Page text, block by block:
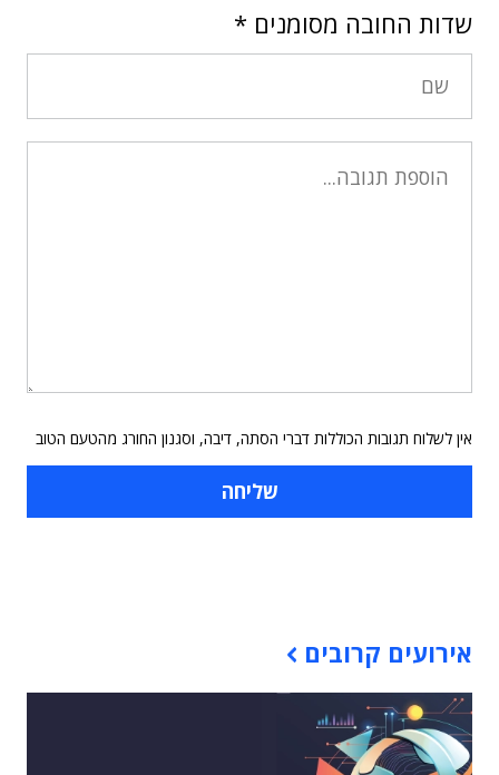
שדות החובה מסומנים *
אין לשלוח תגובות הכוללות דברי הסתה, דיבה, וסגנון החורג מהטעם הטוב
אירועים קרובים